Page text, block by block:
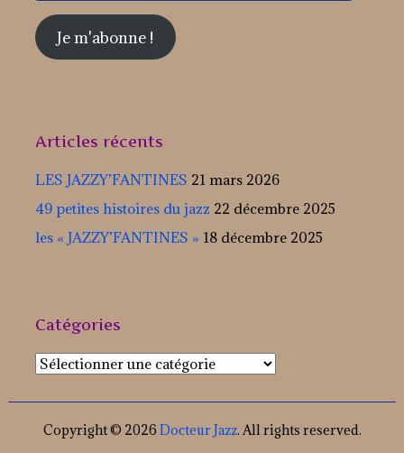
Je m'abonne !
Articles récents
LES JAZZY’FANTINES 21 mars 2026
49 petites histoires du jazz 22 décembre 2025
les « JAZZY’FANTINES » 18 décembre 2025
Catégories
Catégories
Copyright © 2026 Docteur Jazz. All rights reserved.